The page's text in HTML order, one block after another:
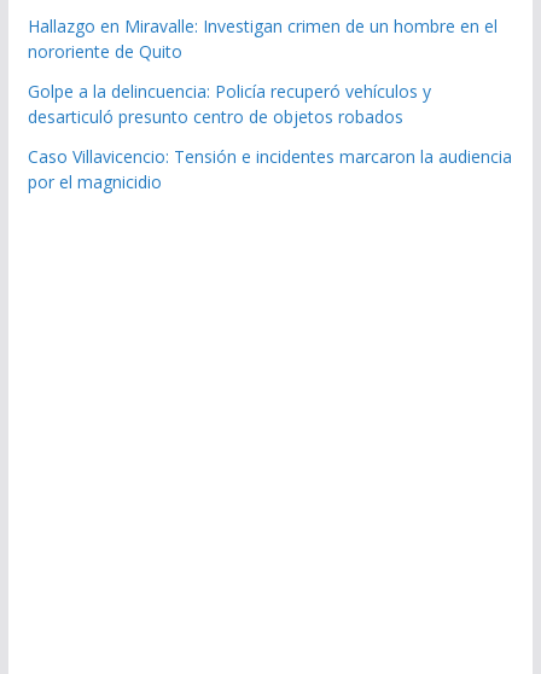
Hallazgo en Miravalle: Investigan crimen de un hombre en el
nororiente de Quito
Golpe a la delincuencia: Policía recuperó vehículos y
desarticuló presunto centro de objetos robados
Caso Villavicencio: Tensión e incidentes marcaron la audiencia
por el magnicidio